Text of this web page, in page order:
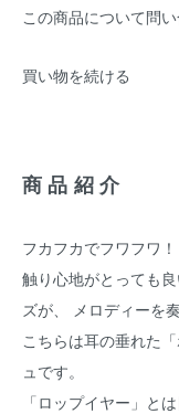
この商品について問
買い物を続ける
商品紹介
フカフカでフワフワ！
触り心地がとっても
ズが、 メロディーを
こちらは耳の垂れた
ュです。
「ロップイヤー」と